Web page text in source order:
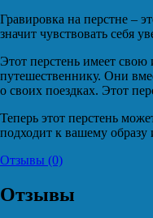
Гравировка на перстне –
значит чувствовать себя
Этот перстень имеет свою
путешественнику. Они
о своих поездках. Этот
Теперь этот перстень
подходит к вашему образу
Отзывы (0)
Отзывы